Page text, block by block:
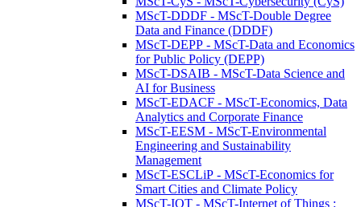
MScT-DDDF - MScT-Double Degree
Data and Finance (DDDF)
MScT-DEPP - MScT-Data and Economics
for Public Policy (DEPP)
MScT-DSAIB - MScT-Data Science and
AI for Business
MScT-EDACF - MScT-Economics, Data
Analytics and Corporate Finance
MScT-EESM - MScT-Environmental
Engineering and Sustainability
Management
MScT-ESCLiP - MScT-Economics for
Smart Cities and Climate Policy
MScT-IOT - MScT-Internet of Things :